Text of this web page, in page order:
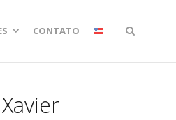
CONTATO